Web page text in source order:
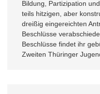
Bildung, Partizipation
teils hitzigen, aber
dreißig eingereichten
Beschlüsse
Beschlüsse findet ihr
Zweiten Thüringer